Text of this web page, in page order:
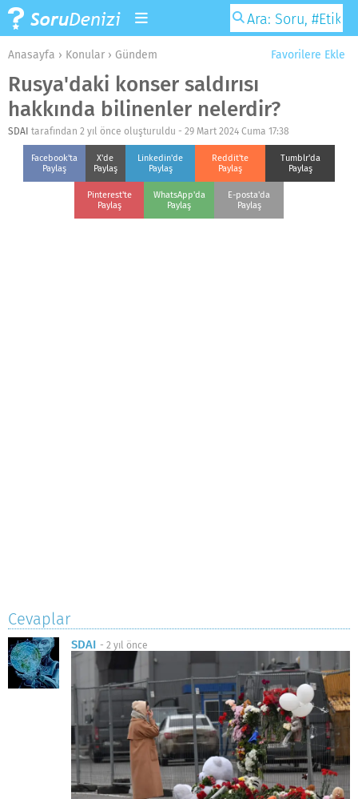
Favorilere Ekle
Anasayfa › Konular › Gündem
Rusya'daki konser saldırısı
hakkında bilinenler nelerdir?
SDAI tarafından 2 yıl önce oluşturuldu - 29 Mart 2024 Cuma 17:38
Facebook'ta
Paylaş
X'de
Paylaş
Linkedin'de
Paylaş
Reddit'te
Paylaş
Tumblr'da
Paylaş
Pinterest'te
Paylaş
WhatsApp'da
Paylaş
E-posta'da
Paylaş
Cevaplar
SDAI - 2 yıl önce